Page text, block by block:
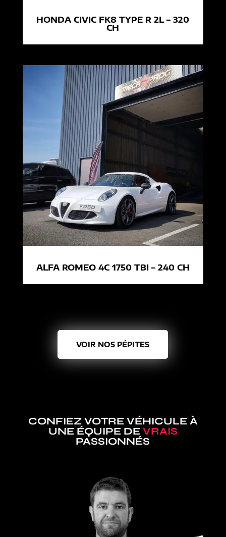
HONDA CIVIC FK8 TYPE R 2L – 320
CH
ALFA ROMEO 4C 1750 TBI – 240 CH
VOIR NOS PÉPITES
CONFIEZ VOTRE VÉHICULE À
UNE ÉQUIPE DE VRAIS
PASSIONNÉS